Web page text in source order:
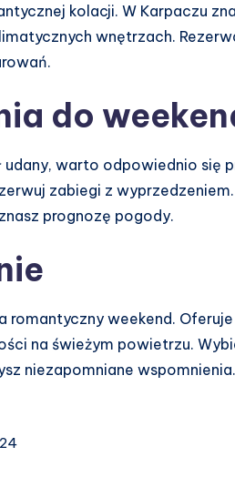
kolacji. W Karpaczu
wnętrzach.
do
udany, warto odpowiednio
zabiegi z
prognozę pogody.
romantyczny weekend.
na świeżym powietrzu.
niezapomniane wspomnienia.